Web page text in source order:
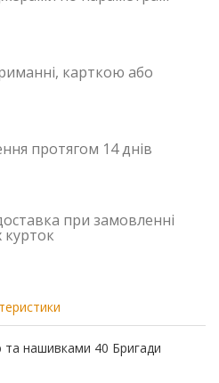
карткою або
протягом 14 днів
при замовленні
курток
нашивками 40 Бригади